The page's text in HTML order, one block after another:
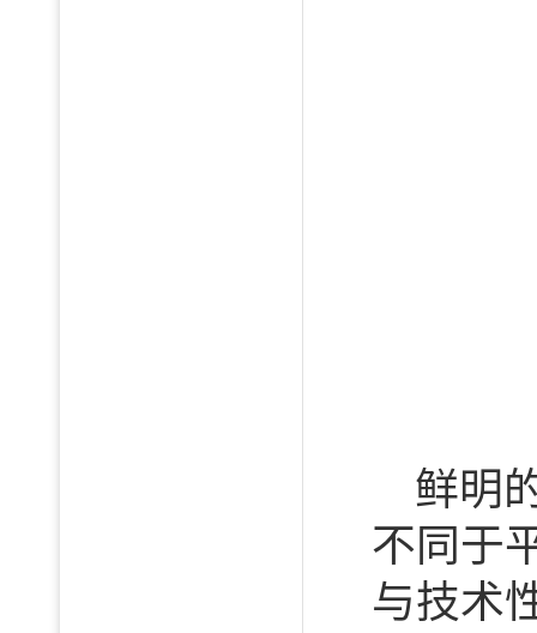
鲜明
不同于
与技术